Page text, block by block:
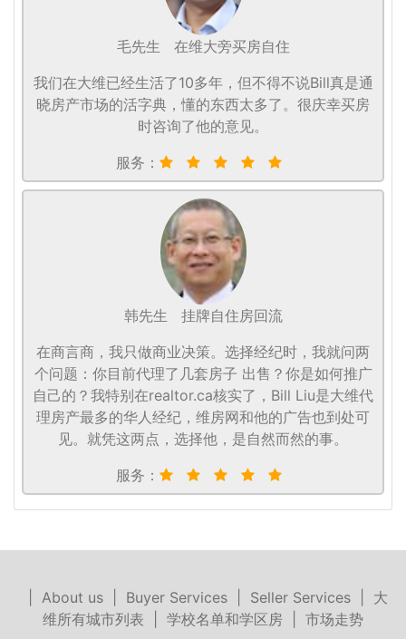
毛先生
在维大旁买房自住
我们在大维已经生活了10多年，但不得不说Bill真是通
晓房产市场的活字典，懂的东西太多了。很庆幸买房
时咨询了他的意见。
服务：
韩先生
挂牌自住房回流
在商言商，我只做商业决策。选择经纪时，我就问两
个问题：你目前代理了几套房子 出售？你是如何推广
自己的？我特别在realtor.ca核实了，Bill Liu是大维代
理房产最多的华人经纪，维房网和他的广告也到处可
见。就凭这两点，选择他，是自然而然的事。
服务：
About us| Buyer Services| Seller Services| 大
维所有城市列表
学校名单和学区房 市场走势